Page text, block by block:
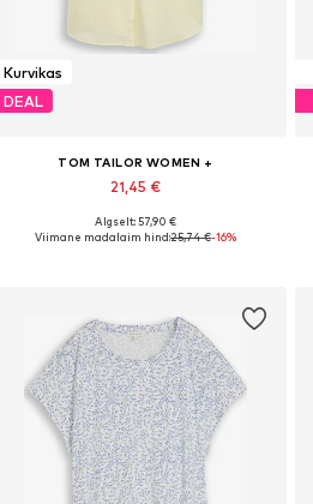
Kurvikas
DEAL
TOM TAILOR WOMEN +
21,45 €
Saadaolevad suurused: XXL, 7XL
Algselt: 57,90 €
Viimane madalaim hind:25,74 €-16%